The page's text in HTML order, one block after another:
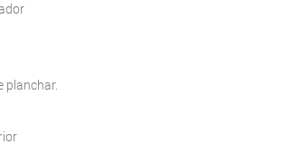
planchar.